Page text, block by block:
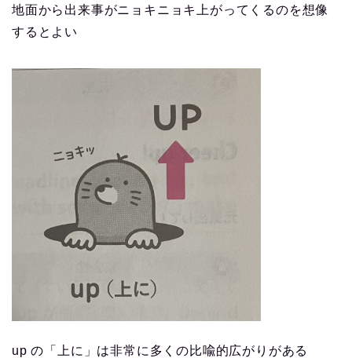
地面から出来事がニョキニョキ上がってくるのを想像
するとよい
up の「上に」は非常に多くの比喩的広がりがある